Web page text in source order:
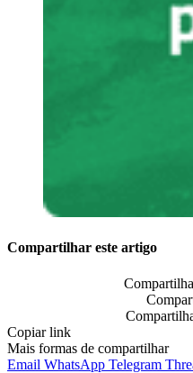
Compartilhar este artigo
Copiar link
Mais formas de compartilhar
Email WhatsApp Telegram